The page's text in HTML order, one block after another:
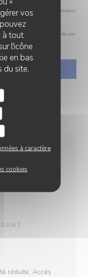
vos
à tout
l'icône
en bas
du site.
à caractère
cookies
rappelé que le consommateur
au démarchage
sur le traitement de vos
réduite, Accès